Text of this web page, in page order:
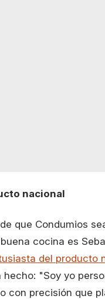
nacional
que Condumios
cocina es
del producto
hecho: "Soy yo
con precisión que